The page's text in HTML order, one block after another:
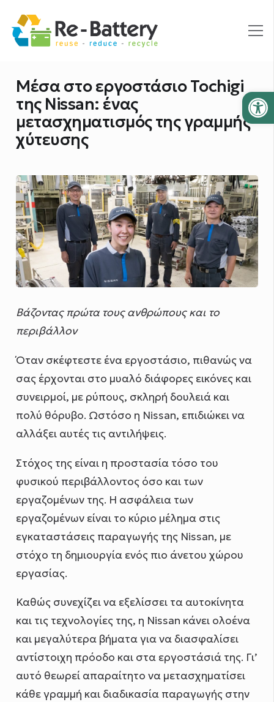
Μέσα στο εργοστάσιο Tochigi
της Nissan: ένας
μετασχηματισμός της γραμμής
χύτευσης
Βάζοντας πρώτα τους ανθρώπους και το
περιβάλλον
Όταν σκέφτεστε ένα εργοστάσιο, πιθανώς να
σας έρχονται στο μυαλό διάφορες εικόνες και
συνειρμοί, με ρύπους, σκληρή δουλειά και
πολύ θόρυβο. Ωστόσο η Nissan, επιδιώκει να
αλλάξει αυτές τις αντιλήψεις.
Στόχος της είναι η προστασία τόσο του
φυσικού περιβάλλοντος όσο και των
εργαζομένων της. Η ασφάλεια των
εργαζομένων είναι το κύριο μέλημα στις
εγκαταστάσεις παραγωγής της Nissan, με
στόχο τη δημιουργία ενός πιο άνετου χώρου
εργασίας.
Καθώς συνεχίζει να εξελίσσει τα αυτοκίνητα
και τις τεχνολογίες της, η Nissan κάνει ολοένα
και μεγαλύτερα βήματα για να διασφαλίσει
αντίστοιχη πρόοδο και στα εργοστάσιά της. Γι’
αυτό θεωρεί απαραίτητο να μετασχηματίσει
κάθε γραμμή και διαδικασία παραγωγής στην